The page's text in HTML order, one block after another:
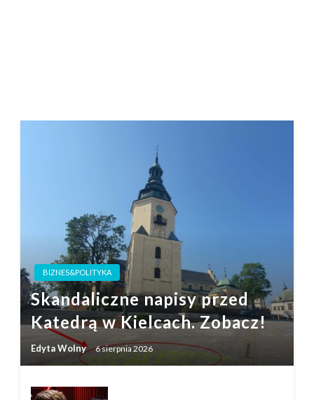
BIZNES&POLITYKA
Skandaliczne napisy przed
Katedrą w Kielcach. Zobacz!
Edyta Wolny 6 sierpnia 2026